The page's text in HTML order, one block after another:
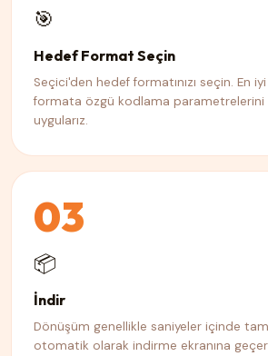
🎯
Hedef Format Seçin
Seçici'den hedef formatınızı seçin. En
formata özgü kodlama
uygularız.
03
📦
İndir
Dönüşüm genellikle saniyeler içinde
otomatik olarak indirme ekranına